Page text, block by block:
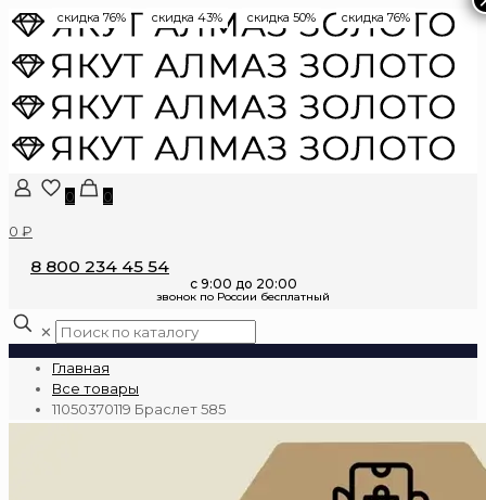
0
0
0 ₽
8 800 234 45 54
✕
Главная
Все товары
11050370119 Браслет 585
скидка 76% скидка 43% скидка 50% скидка 76%